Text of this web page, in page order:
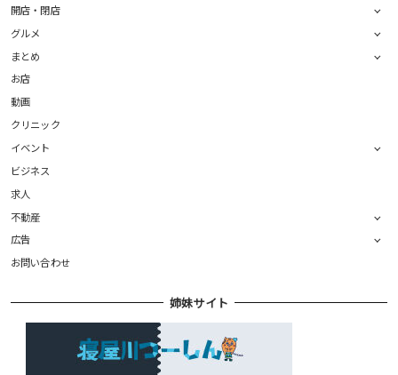
開店・閉店
グルメ
まとめ
お店
動画
クリニック
イベント
ビジネス
求人
不動産
広告
お問い合わせ
姉妹サイト